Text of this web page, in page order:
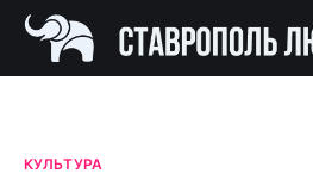
КУЛЬТУРА